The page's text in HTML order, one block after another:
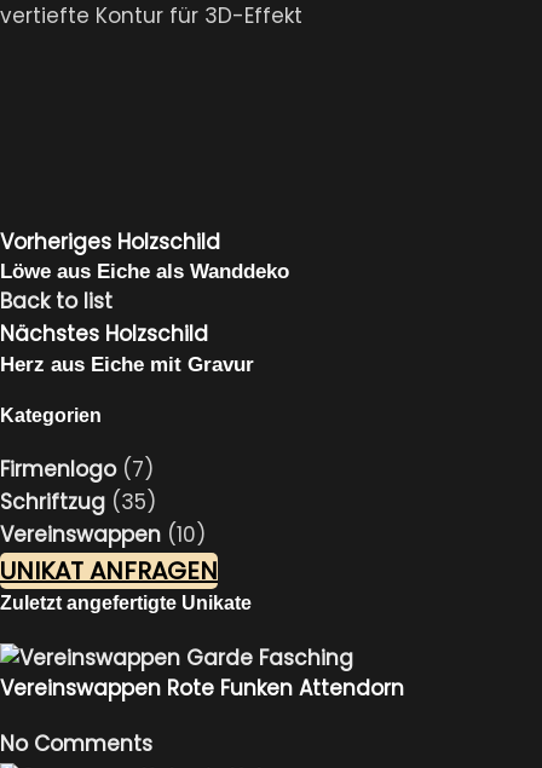
vertiefte Kontur für 3D-Effekt
Vorheriges Holzschild
Löwe aus Eiche als Wanddeko
Back to list
Nächstes Holzschild
Herz aus Eiche mit Gravur
Kategorien
Firmenlogo(7)
Schriftzug (35)
Vereinswappen (10)
UNIKAT ANFRAGEN
Zuletzt angefertigte Unikate
Vereinswappen Rote Funken Attendorn
No Comments